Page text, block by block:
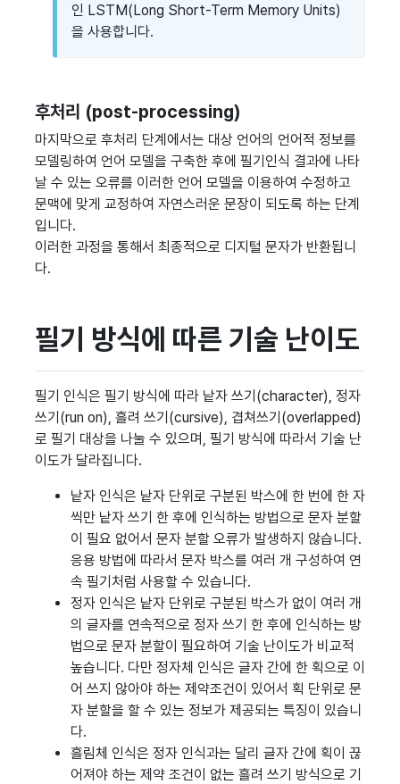
인 LSTM(Long Short-Term Memory Units)
을 사용합니다.
후처리 (post-processing)
마지막으로 후처리 단계에서는 대상 언어의 언어적 정보를
모델링하여 언어 모델을 구축한 후에 필기인식 결과에 나타
날 수 있는 오류를 이러한 언어 모델을 이용하여 수정하고
문맥에 맞게 교정하여 자연스러운 문장이 되도록 하는 단계
입니다.
이러한 과정을 통해서 최종적으로 디지털 문자가 반환됩니
다.
필기 방식에 따른 기술 난이도
필기 인식은 필기 방식에 따라 낱자 쓰기(character), 정자
쓰기(run on), 흘려 쓰기(cursive), 겹쳐쓰기(overlapped)
로 필기 대상을 나눌 수 있으며, 필기 방식에 따라서 기술 난
이도가 달라집니다.
낱자 인식은 낱자 단위로 구분된 박스에 한 번에 한 자
씩만 낱자 쓰기 한 후에 인식하는 방법으로 문자 분할
이 필요 없어서 문자 분할 오류가 발생하지 않습니다.
응용 방법에 따라서 문자 박스를 여러 개 구성하여 연
속 필기처럼 사용할 수 있습니다.
정자 인식은 낱자 단위로 구분된 박스가 없이 여러 개
의 글자를 연속적으로 정자 쓰기 한 후에 인식하는 방
법으로 문자 분할이 필요하여 기술 난이도가 비교적
높습니다. 다만 정자체 인식은 글자 간에 한 획으로 이
어 쓰지 않아야 하는 제약조건이 있어서 획 단위로 문
자 분할을 할 수 있는 정보가 제공되는 특징이 있습니
다.
흘림체 인식은 정자 인식과는 달리 글자 간에 획이 끊
어져야 하는 제약 조건이 없는 흘려 쓰기 방식으로 기